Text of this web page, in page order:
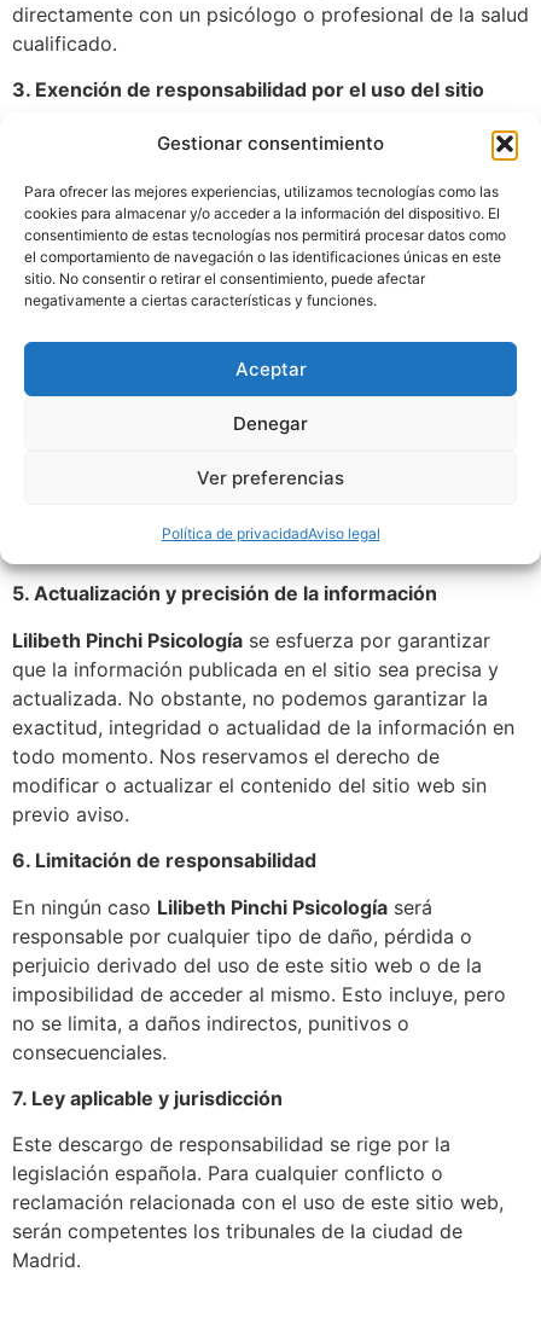
Gestionar consentimiento
Para ofrecer las mejores experiencias, utilizamos tecnologías como las
cookies para almacenar y/o acceder a la información del dispositivo. El
consentimiento de estas tecnologías nos permitirá procesar datos como
el comportamiento de navegación o las identificaciones únicas en este
sitio. No consentir o retirar el consentimiento, puede afectar
negativamente a ciertas características y funciones.
Aceptar
Denegar
Ver preferencias
Política de privacidadAviso legal
directamente con un psicólogo o profesional de la salud
cualificado.
3. Exención de responsabilidad por el uso del sitio
El uso de la información contenida
responsabilidad exclusiva del usuario.Lilibeth Pinchi
Psicologíano se hace responsable de los daños o
perjuicios, directos o indirectos, que puedan derivarse
del uso incorrecto, inapropiado o ilícito de la
información presentada en el sitio web.
4. Enlaces externos
Este sitio web puede contener enlaces a sitios web de
Lilibeth Pinchi Psicología
prácticas de dichos sitios. La inclusión de estos enlaces
recomendación por parte deLilibeth Pinchi Psicología
5. Actualización y precisión de la información
Lilibeth Pinchi Psicología se esfuerza por garantizar
que la información publicada en el sitio sea precisa y
actualizada. No obstante, no podemos garantizar la
exactitud, integridad o actualidad de la información en
todo momento. Nos reservamos el derecho de
modificar o actualizar el contenido del sitio web sin
previo aviso.
6. Limitación de responsabilidad
En ningún caso Lilibeth Pinchi Psicología será
responsable por cualquier tipo de daño, pérdida o
perjuicio derivado del uso de este sitio web o de la
imposibilidad de acceder al mismo. Esto incluye, pero
no se limita, a daños indirectos, punitivos o
consecuenciales.
7. Ley aplicable y jurisdicción
Este descargo de responsabilidad se rige por la
legislación española. Para cualquier conflicto o
reclamación relacionada con el uso de este sitio web,
serán competentes los tribunales de la ciudad de
Madrid.